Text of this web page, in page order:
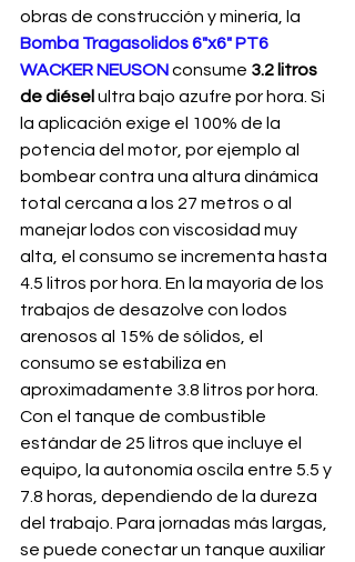
obras de construcción y minería, la
Bomba Tragasolidos 6"x6" PT6
WACKER NEUSONconsume 3.2 litros
de diésel ultra bajo azufre por hora. Si
la aplicación exige el 100% de la
potencia del motor, por ejemplo al
bombear contra una altura dinámica
total cercana a los 27 metros o al
manejar lodos con viscosidad muy
alta, el consumo se incrementa hasta
4.5 litros por hora. En la mayoría de los
trabajos de desazolve con lodos
arenosos al 15% de sólidos, el
consumo se estabiliza en
aproximadamente 3.8 litros por hora.
Con el tanque de combustible
estándar de 25 litros que incluye el
equipo, la autonomía oscila entre 5.5 y
7.8 horas, dependiendo de la dureza
del trabajo. Para jornadas más largas,
se puede conectar un tanque auxiliar